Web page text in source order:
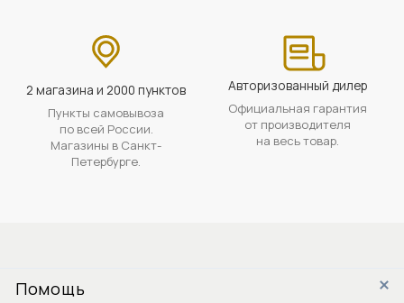
2 магазина и 2000 пунктов
Пункты самовывоза
по всей России.
Магазины в Санкт-
Петербурге.
Авторизованный дилер
Официальная гарантия
от производителя
на весь товар.
Помощь